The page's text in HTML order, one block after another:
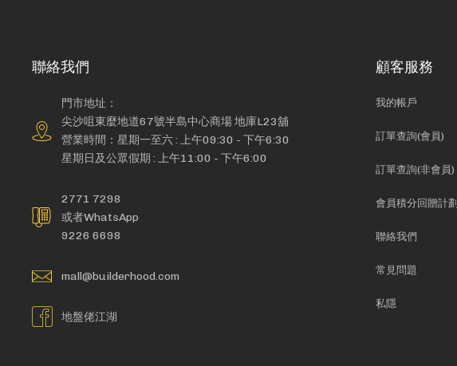
聯絡我們
門市地址：
尖沙咀東麼地道67號半島中心商場 地庫L23舖
營業時間：星期一至六 : 上午09:30 - 下午6:30
星期日及公眾假期 : 上午11:00 - 下午6:00
2771 7298
或者WhatsApp
9226 6698
mall@builderhood.com
地盤佬江湖
顧客服務
我的帳戶
訂單查詢(會員)
訂單查詢(非會員)
會員積分回贈計劃
聯絡我們
常見問題
私隱